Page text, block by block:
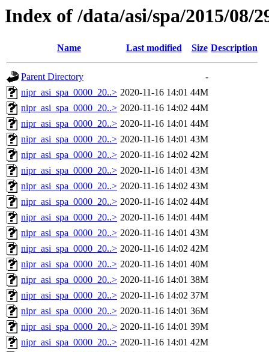
Index of /data/asi/spa/2015/08/
Name Last modified Size Description
Parent Directory
-
nipr_asi_spa_0000_20..> 2020-11-16 14:01 44M
nipr_asi_spa_0000_20..> 2020-11-16 14:02 44M
nipr_asi_spa_0000_20..> 2020-11-16 14:01 44M
nipr_asi_spa_0000_20..> 2020-11-16 14:01 43M
nipr_asi_spa_0000_20..> 2020-11-16 14:02 42M
nipr_asi_spa_0000_20..> 2020-11-16 14:01 43M
nipr_asi_spa_0000_20..> 2020-11-16 14:02 43M
nipr_asi_spa_0000_20..> 2020-11-16 14:02 44M
nipr_asi_spa_0000_20..> 2020-11-16 14:01 44M
nipr_asi_spa_0000_20..> 2020-11-16 14:01 43M
nipr_asi_spa_0000_20..> 2020-11-16 14:02 42M
nipr_asi_spa_0000_20..> 2020-11-16 14:01 40M
nipr_asi_spa_0000_20..> 2020-11-16 14:01 38M
nipr_asi_spa_0000_20..> 2020-11-16 14:02 37M
nipr_asi_spa_0000_20..> 2020-11-16 14:01 36M
nipr_asi_spa_0000_20..> 2020-11-16 14:01 39M
nipr_asi_spa_0000_20..> 2020-11-16 14:01 42M